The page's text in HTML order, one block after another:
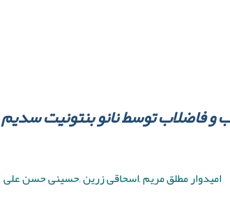
فاضلاب توسط نانو بنتونیت سدیم
امیدوار مطلق مریم ,اسحاقی زرین ,حسینی حسن علی